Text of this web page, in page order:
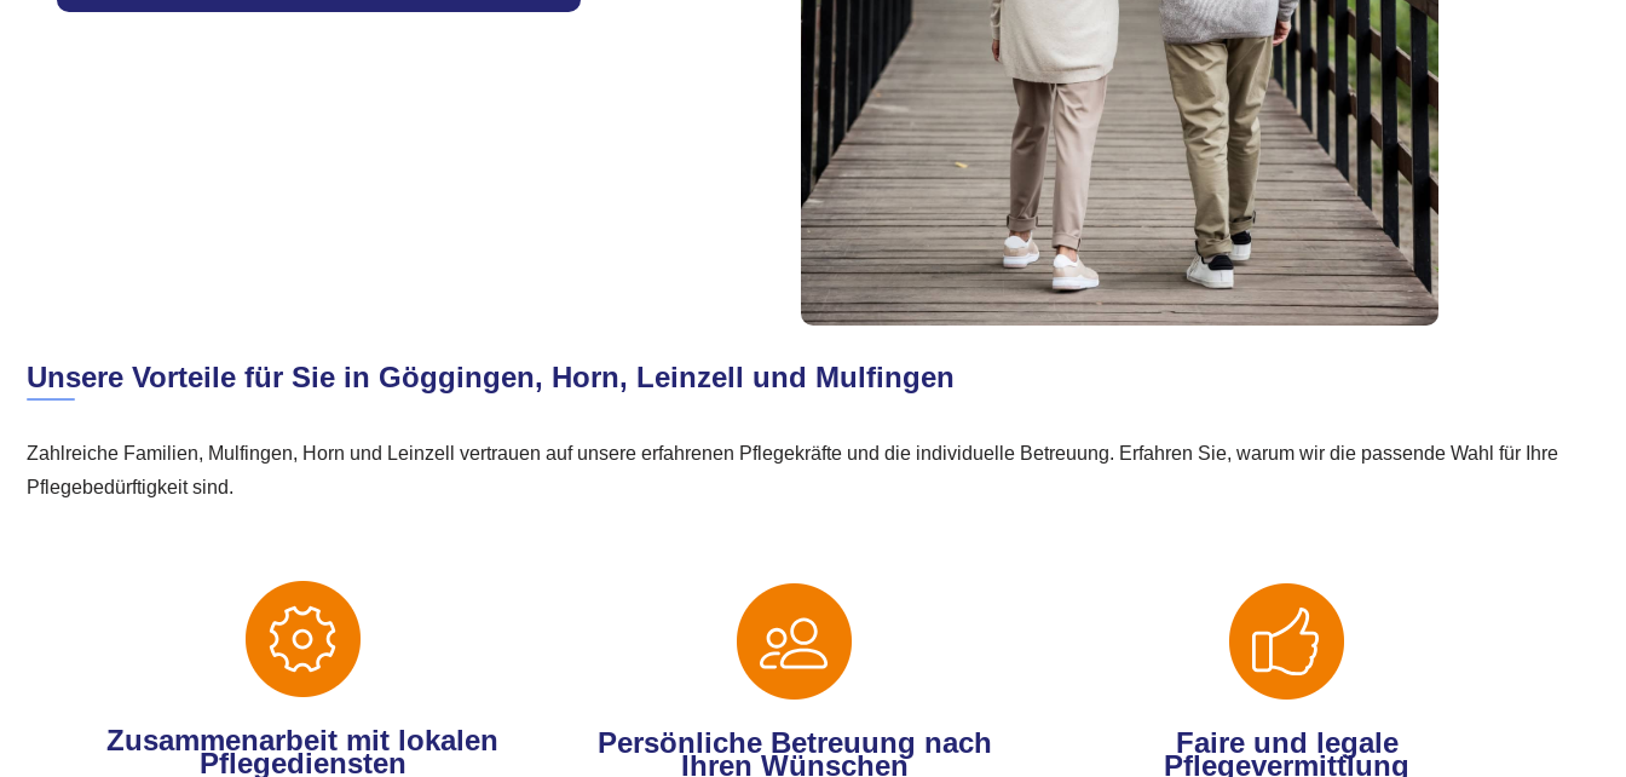
Unsere Vorteile für Sie in Göggingen, Horn, Leinzell und Mulfingen
Zahlreiche Familien, Mulfingen, Horn und Leinzell vertrauen auf unsere erfahrenen Pflegekräfte und die individuelle Betreuung. Erfahren Sie, warum wir die passende Wahl für Ihre
Pflegebedürftigkeit sind.
Zusammenarbeit mit lokalen
Pflegediensten
Persönliche Betreuung nach
Ihren Wünschen
Faire und legale
Pflegevermittlung